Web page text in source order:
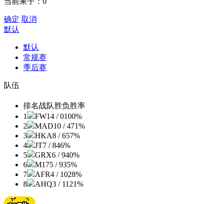
确定 取消
默认
默认
常规赛
季后赛
队伍
排名战队胜负胜率
1
FW14 / 0100%
2
MAD10 / 471%
3
HKA8 / 657%
4
JT7 / 846%
5
GRX6 / 940%
6
M175 / 935%
7
AFR4 / 1028%
8
AHQ3 / 11 21%